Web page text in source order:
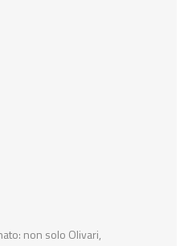
non solo Olivari,